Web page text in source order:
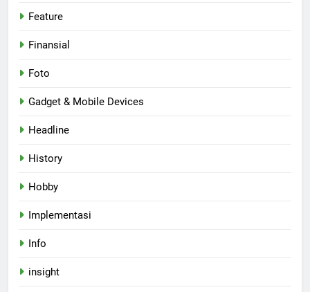
Feature
Finansial
Foto
Gadget & Mobile Devices
Headline
History
Hobby
Implementasi
Info
insight